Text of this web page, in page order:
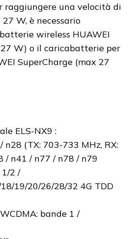
raggiungere una velocità di
W, è necessario
wireless HUAWEI
W) o il caricabatterie per
SuperCharge (max 27
ELS-NX9 :
n28 (TX: 703-733 MHz, RX:
/ n41 / n77 / n78 / n79
1/2 /
19/20/26/28/32 4G TDD
bande 1 /